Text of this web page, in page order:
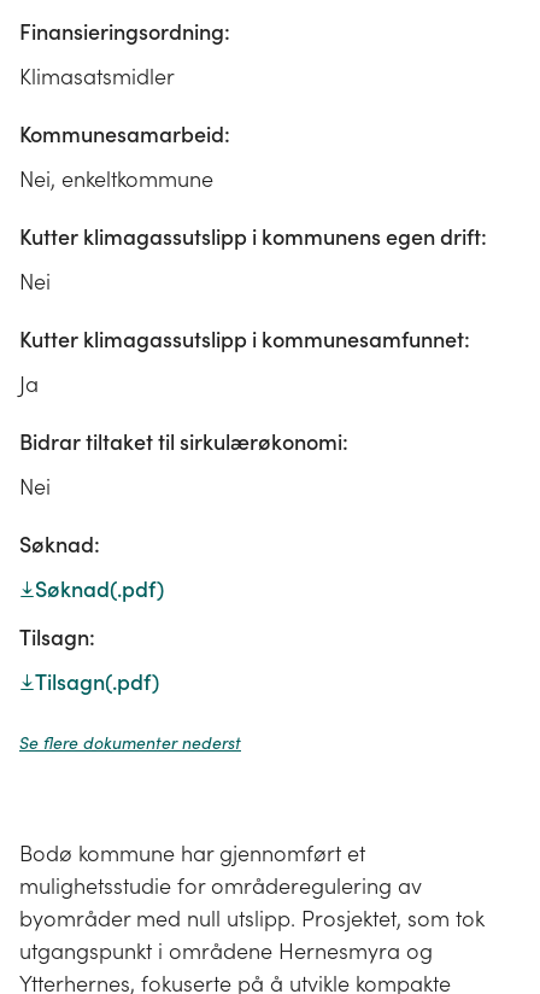
Finansieringsordning:
Klimasatsmidler
Kommunesamarbeid:
Nei, enkeltkommune
Kutter klimagassutslipp i kommunens egen drift:
Nei
Kutter klimagassutslipp i kommunesamfunnet:
Ja
Bidrar tiltaket til sirkulærøkonomi:
Nei
Søknad:
Søknad(.pdf)
Tilsagn:
Tilsagn(.pdf)
Se flere dokumenter nederst
Bodø kommune har gjennomført et
mulighetsstudie for områderegulering av
byområder med null utslipp. Prosjektet, som tok
utgangspunkt i områdene Hernesmyra og
Ytterhernes, fokuserte på å utvikle kompakte